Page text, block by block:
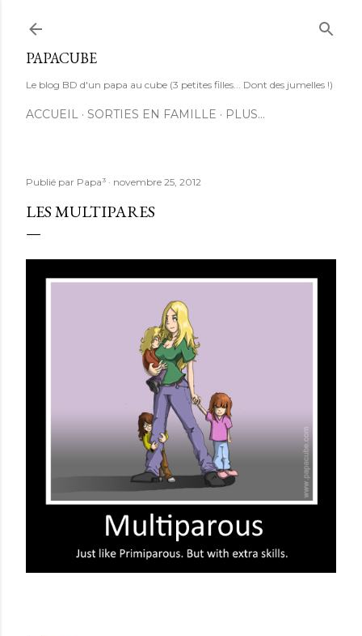
PAPACUBE
Le blog BD d'un papa au cube (3 petites filles... Dont des jumelles !)
ACCUEIL SORTIES EN FAMILLE PLUS…
Publié par Papa³ novembre 25, 2012
LES MULTIPARES